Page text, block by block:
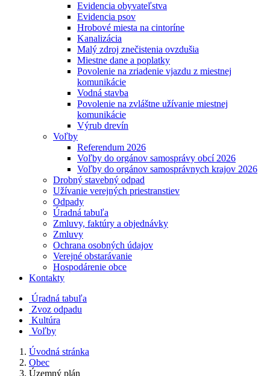
Evidencia obyvateľstva
Evidencia psov
Hrobové miesta na cintoríne
Kanalizácia
Malý zdroj znečistenia ovzdušia
Miestne dane a poplatky
Povolenie na zriadenie vjazdu z miestnej
komunikácie
Vodná stavba
Povolenie na zvláštne užívanie miestnej
komunikácie
Výrub drevín
Voľby
Referendum 2026
Voľby do orgánov samosprávy obcí 2026
Voľby do orgánov samosprávnych krajov 2026
Drobný stavebný odpad
Užívanie verejných priestranstiev
Odpady
Úradná tabuľa
Zmluvy, faktúry a objednávky
Zmluvy
Ochrana osobných údajov
Verejné obstarávanie
Hospodárenie obce
Kontakty
Úradná tabuľa
Zvoz odpadu
Kultúra
Voľby
Úvodná stránka
Obec
Územný plán